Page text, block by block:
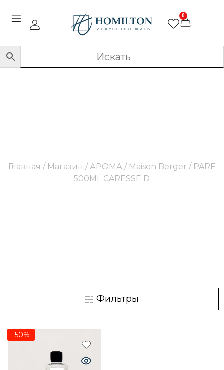
0
Главная / Магазин /АРОМА / Maison Berger / PARF
500ML CARESSE D
Фильтры
-50%